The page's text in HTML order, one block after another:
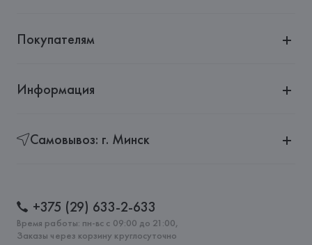
Покупателям
Информация
Самовывоз: г. Минск
+375 (29) 633-2-633
Время работы: пн-вс с 09:00 до 21:00,
Заказы через корзину круглосуточно